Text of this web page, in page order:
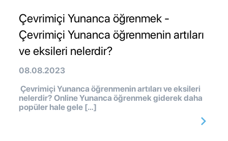
Çevrimiçi Yunanca öğrenmek -
Çevrimiçi Yunanca öğrenmenin artıları
ve eksileri nelerdir?
08.08.2023
Çevrimiçi Yunanca öğrenmenin artıları ve eksileri
nelerdir? Online Yunanca öğrenmek giderek daha
popüler hale gele […]